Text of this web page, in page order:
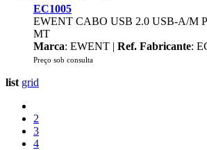
EC1005
EWENT CABO USB 2.0 USB-A/M
MT
Marca: EWENT | Ref. Fabricante:
Preço sob consulta
list grid
2
3
4